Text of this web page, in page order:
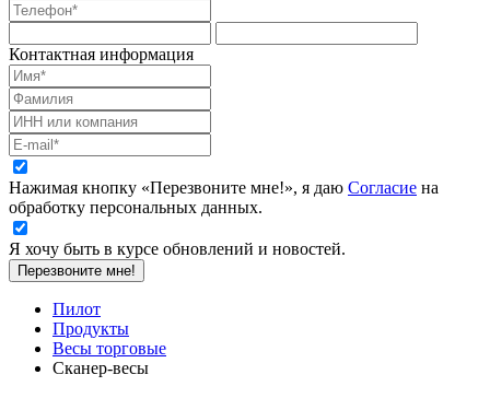
Контактная информация
Нажимая кнопку «Перезвоните мне!», я даю Согласие на
обработку персональных данных.
Я хочу быть в курсе обновлений и новостей.
Перезвоните мне!
Пилот
Продукты
Весы торговые
Сканер-весы